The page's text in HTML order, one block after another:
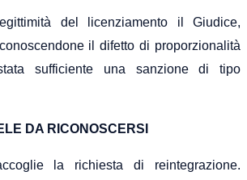
del licenziamento il Giudice,
il difetto di proporzionalità
sufficiente una sanzione di tipo
DA RICONOSCERSI
la richiesta di reintegrazione.